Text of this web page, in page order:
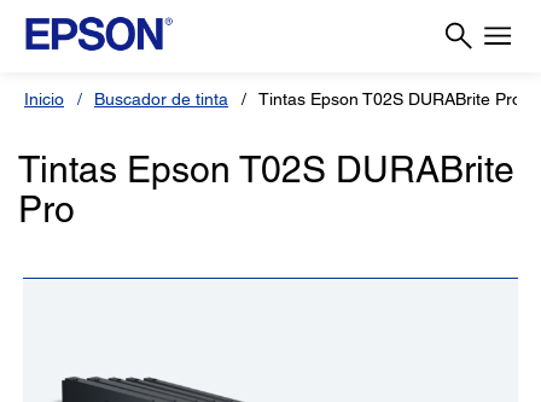
Inicio Buscador de tinta Tintas Epson T02S DURABrite Pro
Tintas Epson T02S DURABrite
Pro